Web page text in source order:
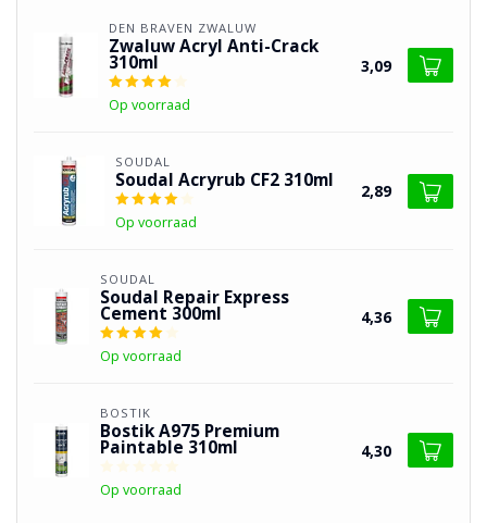
DEN BRAVEN ZWALUW
Zwaluw Acryl Anti-Crack
310ml
Op voorraad
3,09
SOUDAL
Soudal Acryrub CF2 310ml
Op voorraad
2,89
SOUDAL
Soudal Repair Express
Cement 300ml
Op voorraad
4,36
BOSTIK
Bostik A975 Premium
Paintable 310ml
Op voorraad
4,30